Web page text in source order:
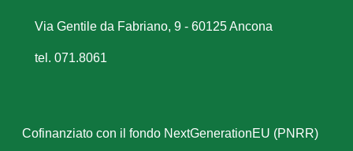
Via Gentile da Fabriano, 9 - 60125 Ancona
tel. 071.8061
Cofinanziato con il fondo NextGenerationEU (PNRR)